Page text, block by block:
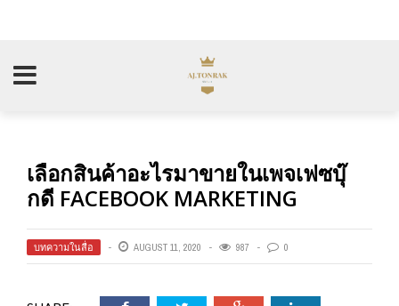
เลือกสินค้าอะไรมาขายในเพจเฟซบุ๊
กดี FACEBOOK MARKETING
บทความในสื่อ AUGUST 11, 2020 987 0